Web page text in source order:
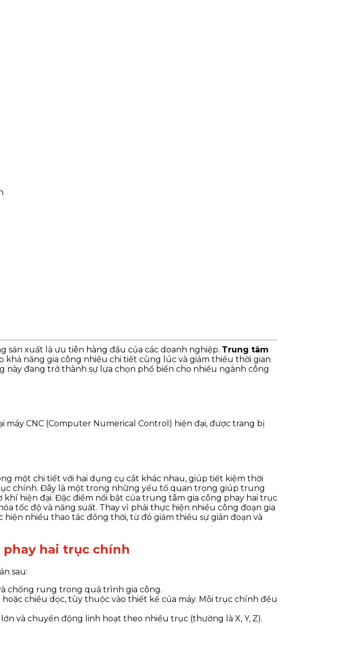
sản xuất là ưu tiên hàng đầu của các doanh nghiệp. Trung tâm
khả năng gia công nhiều chi tiết cùng lúc và giảm thiểu thời gian
này đang trở thành sự lựa chọn phổ biến cho nhiều ngành công
máy CNC (Computer Numerical Control) hiện đại, được trang bị
một chi tiết với hai dụng cụ cắt khác nhau, giúp tiết kiệm thời
chính. Đây là một trong những yếu tố quan trọng giúp trung
hiện đại. Đặc điểm nổi bật của trung tâm gia công phay hai trục
tốc độ và năng suất. Thay vì phải thực hiện nhiều công đoạn gia
nhiều thao tác đồng thời, từ đó giảm thiểu sự gián đoạn và
hai trục chính
sau:
chống rung trong quá trình gia công.
chiều dọc, tùy thuộc vào thiết kế của máy. Mỗi trục chính đều
và chuyển động linh hoạt theo nhiều trục (thường là X, Y, Z).